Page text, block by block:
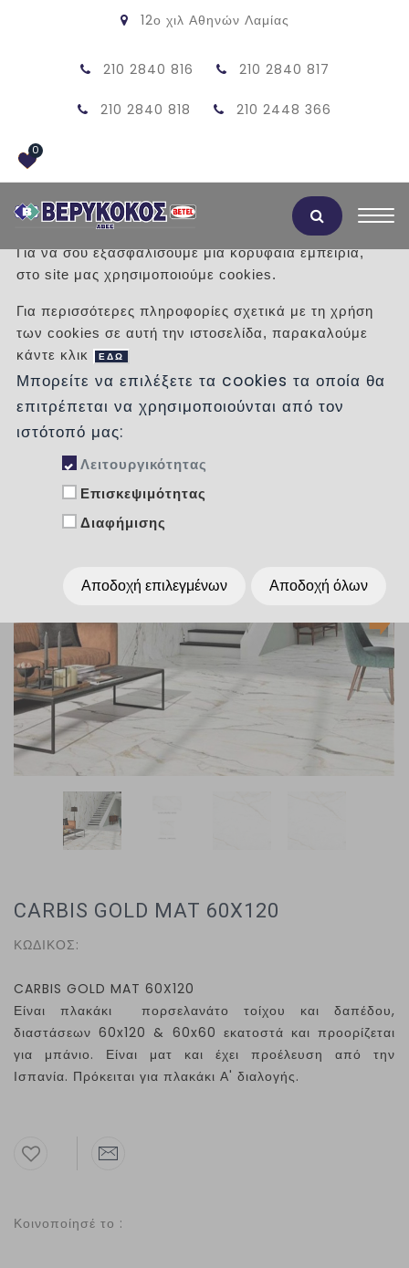
12ο χιλ Αθηνών Λαμίας
210 2840 816 210 2840 817
210 2840 818 210 2448 366
0
/ Προϊόντα / ΠΛΑΚΑΚΙΑ
ΜΠΑΝΙΟΥ
CARBIS GOLD MAT 60X120
ΚΩΔΙΚΟΣ:
CARBIS GOLD MAT 60X120
Είναι πλακάκι πορσελανάτο τοίχου και δαπέδου,
διαστάσεων 60x120 & 60x60 εκατοστά και προορίζεται
για μπάνιο. Είναι ματ και έχει προέλευση από την
Ισπανία. Πρόκειται για πλακάκι Α' διαλογής.
Κοινοποίησέ το :
Αποδοχή Cookies
Για να σου εξασφαλίσουμε μια κορυφαία εμπειρία,
στο site μας χρησιμοποιούμε cookies.
Για περισσότερες πληροφορίες σχετικά με τη χρήση
των cookies σε αυτή την ιστοσελίδα, παρακαλούμε
κάντε κλικ
ΕΔΩ
Μπορείτε να επιλέξετε τα cookies τα οποία θα
επιτρέπεται να χρησιμοποιούνται από τον
ιστότοπό μας:
Λειτουργικότητας
Επισκεψιμότητας
Διαφήμισης
Αποδοχή επιλεγμένων Αποδοχή όλων